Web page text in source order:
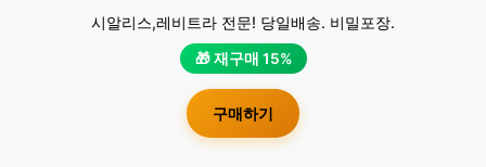
시알리스,레비트라 전문! 당일배송. 비밀포장.
🎁 재구매 15%
구매하기